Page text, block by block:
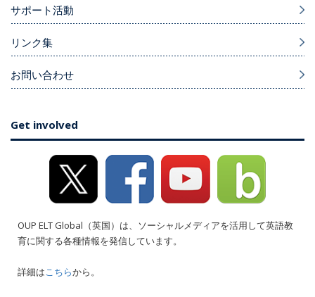
サポート活動
リンク集
お問い合わせ
Get involved
OUP ELT Global（英国）は、ソーシャルメディアを活用して英語教
育に関する各種情報を発信しています。
詳細はこちらから。